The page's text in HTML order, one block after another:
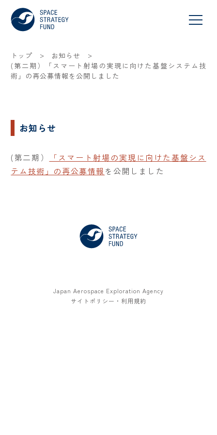
トップ > お知らせ
>
(第二期）「スマート射場の実現に向けた基盤システム技
術」の再公募情報を公開しました
お知らせ
(第二期）
「スマート射場の実現に向けた基盤シス
テム技術」の再公募情報を公開しました
Japan Aerospace Exploration Agency
サイトポリシー・利用規約